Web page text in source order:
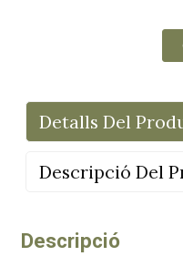
Detalls Del
Descripció Del
Descripció